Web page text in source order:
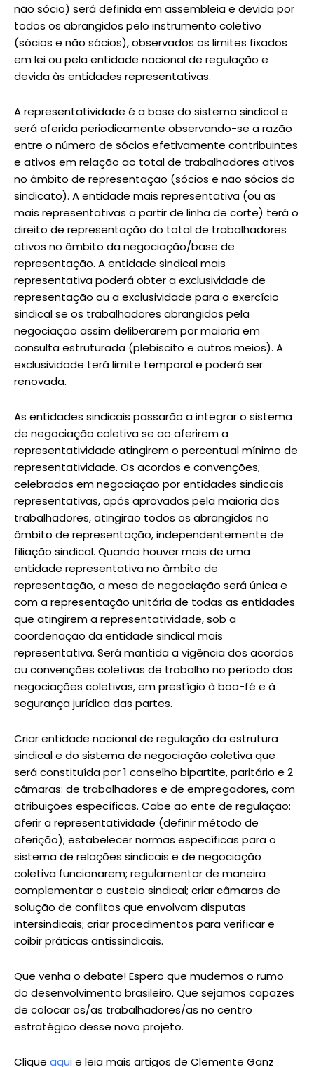
não sócio) será definida em assembleia e devida por
todos os abrangidos pelo instrumento coletivo
(sócios e não sócios), observados os limites fixados
em lei ou pela entidade nacional de regulação e
devida às entidades representativas.
A representatividade é a base do sistema sindical e
será aferida periodicamente observando-se a razão
entre o número de sócios efetivamente contribuintes
e ativos em relação ao total de trabalhadores ativos
no âmbito de representação (sócios e não sócios do
sindicato). A entidade mais representativa (ou as
mais representativas a partir de linha de corte) terá o
direito de representação do total de trabalhadores
ativos no âmbito da negociação/base de
representação. A entidade sindical mais
representativa poderá obter a exclusividade de
representação ou a exclusividade para o exercício
sindical se os trabalhadores abrangidos pela
negociação assim deliberarem por maioria em
consulta estruturada (plebiscito e outros meios). A
exclusividade terá limite temporal e poderá ser
renovada.
As entidades sindicais passarão a integrar o sistema
de negociação coletiva se ao aferirem a
representatividade atingirem o percentual mínimo de
representatividade. Os acordos e convenções,
celebrados em negociação por entidades sindicais
representativas, após aprovados pela maioria dos
trabalhadores, atingirão todos os abrangidos no
âmbito de representação, independentemente de
filiação sindical. Quando houver mais de uma
entidade representativa no âmbito de
representação, a mesa de negociação será única e
com a representação unitária de todas as entidades
que atingirem a representatividade, sob a
coordenação da entidade sindical mais
representativa. Será mantida a vigência dos acordos
ou convenções coletivas de trabalho no período das
negociações coletivas, em prestígio à boa-fé e à
segurança jurídica das partes.
Criar entidade nacional de regulação da estrutura
sindical e do sistema de negociação coletiva que
será constituída por 1 conselho bipartite, paritário e 2
câmaras: de trabalhadores e de empregadores, com
atribuições específicas. Cabe ao ente de regulação:
aferir a representatividade (definir método de
aferição); estabelecer normas específicas para o
sistema de relações sindicais e de negociação
coletiva funcionarem; regulamentar de maneira
complementar o custeio sindical; criar câmaras de
solução de conflitos que envolvam disputas
intersindicais; criar procedimentos para verificar e
coibir práticas antissindicais.
Que venha o debate! Espero que mudemos o rumo
do desenvolvimento brasileiro. Que sejamos capazes
de colocar os/as trabalhadores/as no centro
estratégico desse novo projeto.
Clique aquie leia mais artigos de Clemente Ganz